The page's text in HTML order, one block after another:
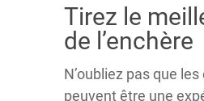
Tirez le
de l’enchère
N’oubliez pas que
peuvent être une